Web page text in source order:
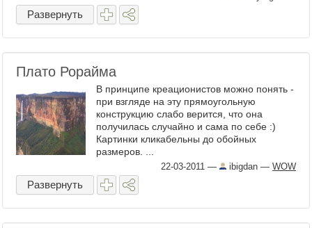
Развернуть
Плато Рорайма
В принципе креационистов можно понять -
при взгляде на эту прямоугольную
конструкцию слабо верится, что она
получилась случайно и сама по себе :)
Картинки кликабельны до обойных
размеров. ...
22-03-2011 — ibigdan — WOW
Развернуть